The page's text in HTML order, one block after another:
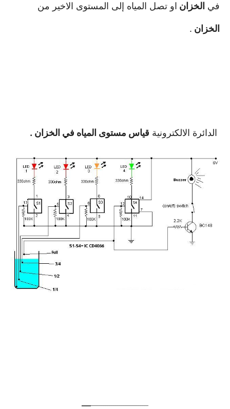
في الخزان او تصل المياه إلى المستوى الاخير من
الخزان .
الدائرة الالكترونية قياس مستوى المياه في الخزان .